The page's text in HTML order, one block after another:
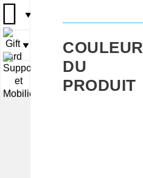
▼
▼
COULEUR
DU
PRODUIT